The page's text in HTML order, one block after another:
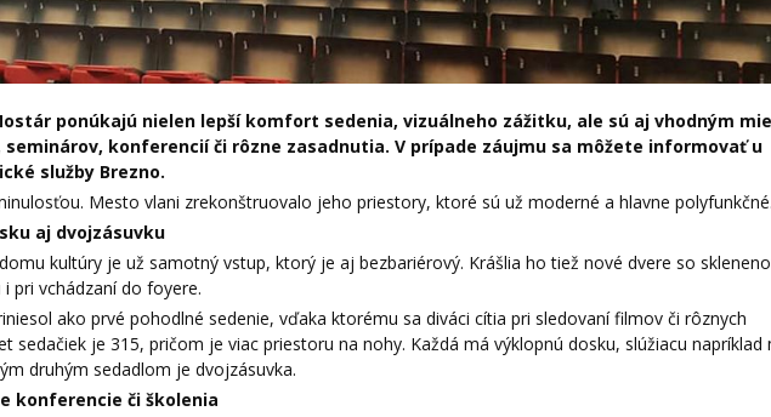
ponúkajú nielen lepší komfort sedenia, vizuálneho zážitku, ale sú aj vhodným
konferencií či rôzne zasadnutia. V prípade záujmu sa môžete informovať u
služby Brezno.
Mesto vlani zrekonštruovalo jeho priestory, ktoré sú už moderné a hlavne polyfunkčné.
aj dvojzásuvku
kultúry je už samotný vstup, ktorý je aj bezbariérový. Krášlia ho tiež nové dvere so
pri vchádzaní do foyere.
ako prvé pohodlné sedenie, vďaka ktorému sa diváci cítia pri sledovaní filmov či rôznych
sedačiek je 315, pričom je viac priestoru na nohy. Každá má výklopnú dosku, slúžiacu napríklad
druhým sedadlom je dvojzásuvka.
konferencie či školenia